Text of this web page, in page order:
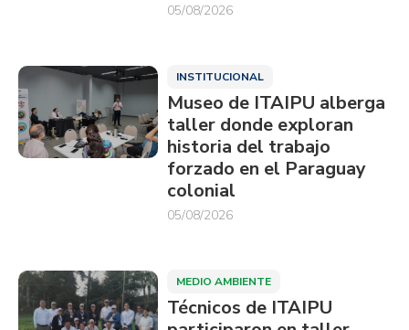
05/08/2026
INSTITUCIONAL
Museo de ITAIPU alberga
taller donde exploran
historia del trabajo
forzado en el Paraguay
colonial
05/08/2026
MEDIO AMBIENTE
Técnicos de ITAIPU